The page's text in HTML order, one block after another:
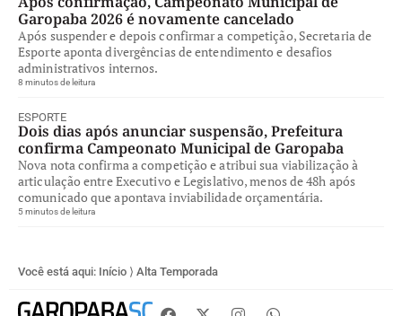
Garopaba 2026 é novamente cancelado
Após suspender e depois confirmar a competição, Secretaria de
Esporte aponta divergências de entendimento e desafios
administrativos internos.
8 minutos de leitura
ESPORTE
Dois dias após anunciar suspensão, Prefeitura
confirma Campeonato Municipal de Garopaba
Nova nota confirma a competição e atribui sua viabilização à
articulação entre Executivo e Legislativo, menos de 48h após
comunicado que apontava inviabilidade orçamentária.
5 minutos de leitura
Você está aqui: Início ⟩ Alta Temporada